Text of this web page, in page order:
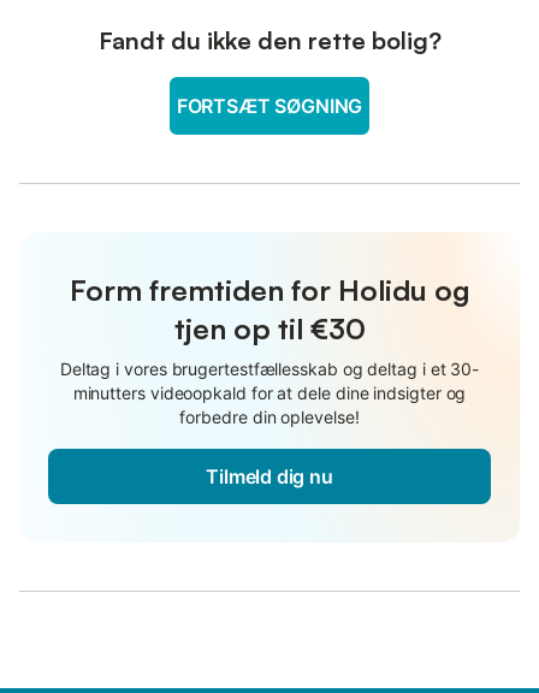
Fandt du ikke den rette bolig?
FORTSÆT SØGNING
Form fremtiden for Holidu og
tjen op til €30
Deltag i vores brugertestfællesskab og deltag i et 30-
minutters videoopkald for at dele dine indsigter og
forbedre din oplevelse!
Tilmeld dig nu